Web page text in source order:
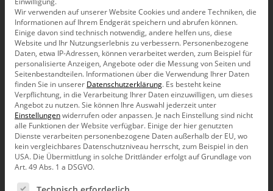
Bella berät
Wir verwenden auf unserer Website Cookies und andere Techniken, die
Informationen auf Ihrem Endgerät speichern und abrufen können.
Einige davon sind technisch notwendig, andere helfen uns, diese
Website und Ihr Nutzungserlebnis zu verbessern. Personenbezogene
Daten, etwa IP-Adressen, können verarbeitet werden, zum Beispiel für
personalisierte Anzeigen, Angebote oder die Messung von Seiten und
Seitenbestandteilen. Informationen über die Verwendung Ihrer Daten
finden Sie in unserer Datenschutzerklärung. Es besteht keine
Verpflichtung, in die Verarbeitung Ihrer Daten einzuwilligen, um dieses
Angebot zu nutzen.Sie können Ihre Auswahl jederzeit unter
Einstellungenwiderrufen oder anpassen. Je nach Einstellung sind nicht
alle Funktionen der Website verfügbar. Einige der hier genutzten
Dienste verarbeiten personenbezogene Daten außerhalb der EU, wo
kein vergleichbares Datenschutzniveau herrscht, zum Beispiel in den
USA. Die Übermittlung in solche Drittländer erfolgt auf Grundlage von
Art. 49 Abs. 1 a DSGVO.
Es folgt eine Liste der Service-Gruppen, für die eine